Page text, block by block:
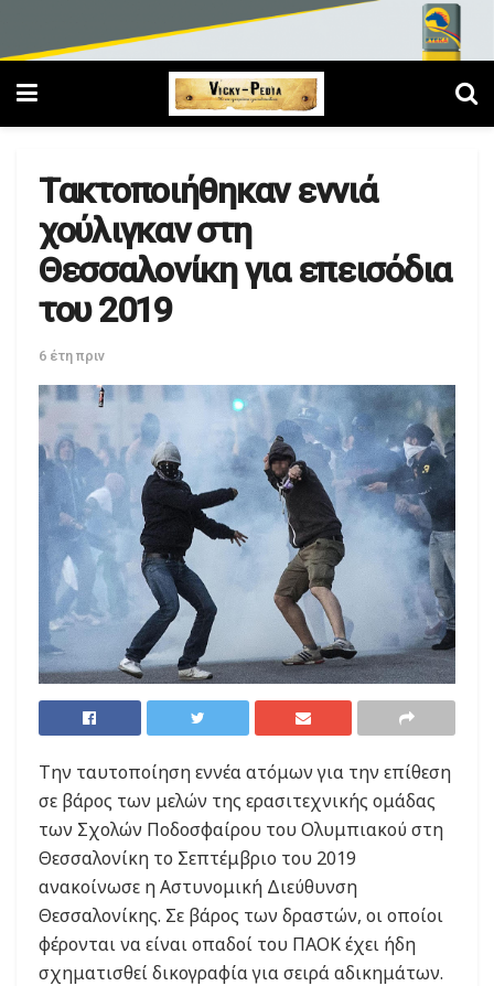
Τακτοποιήθηκαν εννιά
χούλιγκαν στη
Θεσσαλονίκη για επεισόδια
του 2019
6 έτη πριν
Την ταυτοποίηση εννέα ατόμων για την επίθεση
σε βάρος των μελών της ερασιτεχνικής ομάδας
των Σχολών Ποδοσφαίρου του Ολυμπιακού στη
Θεσσαλονίκη το Σεπτέμβριο του 2019
ανακοίνωσε η Αστυνομική Διεύθυνση
Θεσσαλονίκης. Σε βάρος των δραστών, οι οποίοι
φέρονται να είναι οπαδοί του ΠΑΟΚ έχει ήδη
σχηματισθεί δικογραφία για σειρά αδικημάτων.